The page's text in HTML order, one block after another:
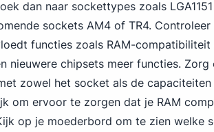
dan naar sockettypes zoals LGA1151
sockets AM4 of TR4.
functies zoals RAM-
nieuwere chipsets meer functies.
zowel het socket als de capaciteiten
om ervoor te zorgen dat je RAM
op je moederbord om te zien welke